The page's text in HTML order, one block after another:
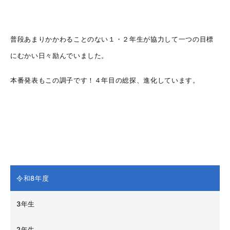
普段あまりかかわることのない１・２年生が協力して一つの目標
にむかい日々励んでいました。
本番発表もこの調子です！４年目の総探、進化しています。
令和8年度
3年生